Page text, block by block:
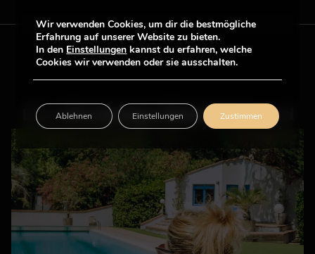
Entdecken Sie unsere Dienstleistungen, den Pool und unsere Preise
Wir verwenden Cookies, um dir die bestmögliche
Erfahrung auf unserer Website zu bieten.
In den Einstellungen kannst du erfahren, welche
Cookies wir verwenden oder sie ausschalten.
Zustimmen
Ablehnen Einstellungen